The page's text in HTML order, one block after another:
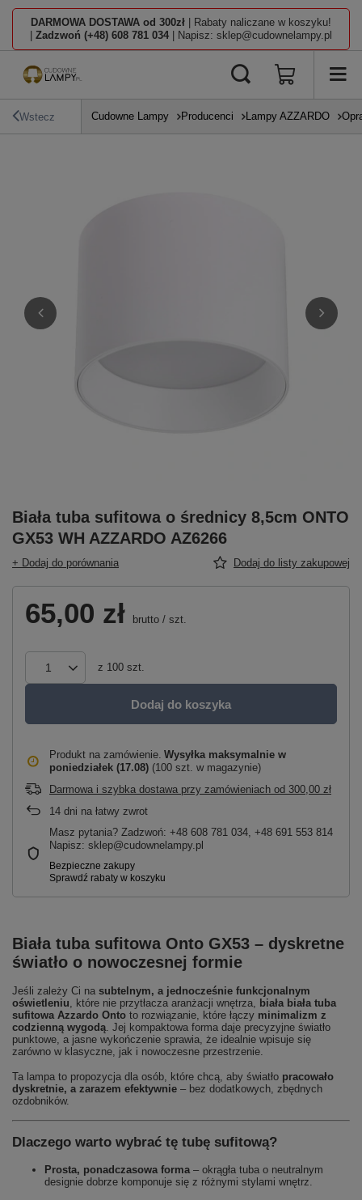
DARMOWA DOSTAWA od 300zł | Rabaty naliczane w koszyku!
Zadzwoń (+48) 608 781 034 | Napisz: sklep@cudownelampy.pl
Wstecz Cudowne Lampy Producenci Lampy AZZARDO
Biała tuba sufitowa o średnicy 8,5cm ONTO
GX53 WH AZZARDO AZ6266
+ Dodaj do porównania Dodaj do listy zakupowej
65,00 zł brutto / szt.
z 100 szt.
Dodaj do koszyka
Produkt na zamówienie Wysyłka maksymalnie w
poniedziałek (17.08) (100 szt. w magazynie)
Darmowa i szybka dostawa przy zamówieniach od 300,00 zł
14 dni na łatwy zwrot
Masz pytania? Zadzwoń: +48 608 781 034, +48 691 553 814
Napisz: sklep@cudownelampy.pl
Biała tuba sufitowa Onto GX53 – dyskretne
światło o nowoczesnej formie
Jeśli zależy Ci na subtelnym, a jednocześnie funkcjonalnym
oświetleniu, które nie przytłacza aranżacji wnętrza, biała biała tuba
sufitowa Azzardo Onto to rozwiązanie, które łączy minimalizm z
codzienną wygodą. Jej kompaktowa forma daje precyzyjne światło
punktowe, a jasne wykończenie sprawia, że idealnie wpisuje się
zarówno w klasyczne, jak i nowoczesne przestrzenie.
Ta lampa to propozycja dla osób, które chcą, aby światło pracowało
dyskretnie, a zarazem efektywnie – bez dodatkowych, zbędnych
ozdobników.
Dlaczego warto wybrać tę tubę sufitową?
Prosta, ponadczasowa forma– okrągła tuba o neutralnym
designie dobrze komponuje się z różnymi stylami wnętrz.